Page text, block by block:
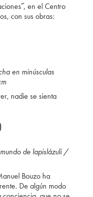
en el Centro
con sus obras:
en minúsculas
nadie se sienta
de lapislázuli /
Bouzo ha
De algún modo